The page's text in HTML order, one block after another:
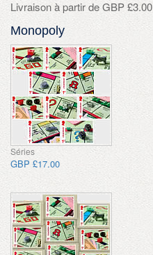
Livraison à partir de GBP £3.00
Monopoly
Séries
GBP £17.00